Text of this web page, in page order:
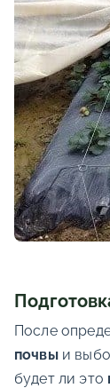
После
почвыи
будет ли это